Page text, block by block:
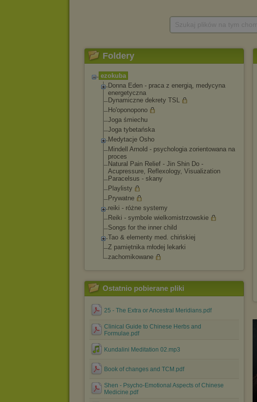
Foldery
ezokuba
Donna Eden - praca z energią, medycyna
energetyczna
Dynamiczne dekrety TSL
Ho'oponopono
Joga śmiechu
Joga tybetańska
Medytacje Osho
Mindell Arnold - psychologia zorientowana na
proces
Natural Pain Relief - Jin Shin Do -
Acupressure, Reflexology, Visualization
Paracelsus - skany
Playlisty
Prywatne
reiki - różne systemy
Reiki - symbole wielkomistrzowskie
Songs for the inner child
Tao & elementy med. chińskiej
Z pamiętnika młodej lekarki
zachomikowane
Ostatnio pobierane pliki
25 - The Extra or Ancestral Meridians.pdf
Clinical Guide to Chinese Herbs and
Formulae.pdf
Kundalini Meditation 02.mp3
Book of changes and TCM.pdf
Shen - Psycho-Emotional Aspects of Chinese
Medicine.pdf